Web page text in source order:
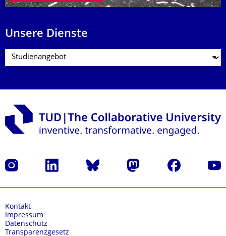
Unsere Dienste
Instagram LinkedIn Bluesky Mastodon Facebook
Kontakt
Impressum
Datenschutz
Transparenzgesetz